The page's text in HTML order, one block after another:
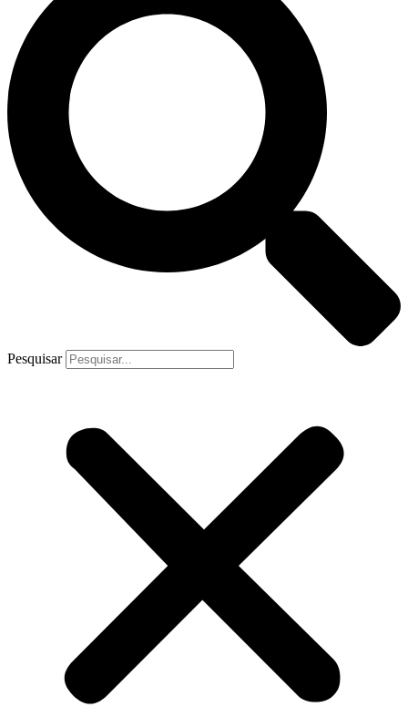
Pesquisar